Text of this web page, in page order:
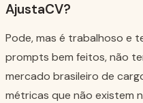
AjustaCV?
Pode, mas é trabalhoso e
prompts bem feitos, não
mercado brasileiro de
métricas que não existem